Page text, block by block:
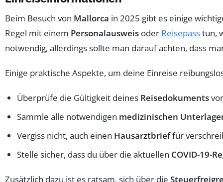
Beim Besuch von Mallorca in 2025 gibt es einige
Regel mit einem Personalausweis oder Reisepasstun,
notwendig, allerdings sollte man darauf achten, dass
Einige praktische Aspekte, um deine Einreise
Überprüfe die Gültigkeit deines Reisedokuments
Sammle alle notwendigen medizinischen
Vergiss nicht, auch einen Hausarztbrieffür
Stelle sicher, dass du über die aktuellen COVID-19-
Zusätzlich dazu ist es ratsam, sich über die